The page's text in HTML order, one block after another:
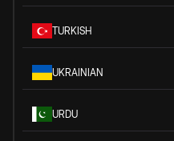
TURKISH
UKRAINIAN
URDU